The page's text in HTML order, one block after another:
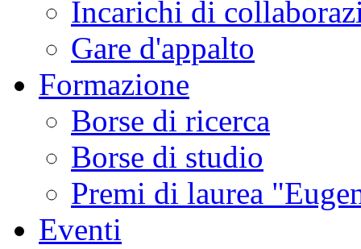
Incarichi di
Gare d'appalto
Formazione
Borse di ricerca
Borse di studio
Premi di laurea
Eventi